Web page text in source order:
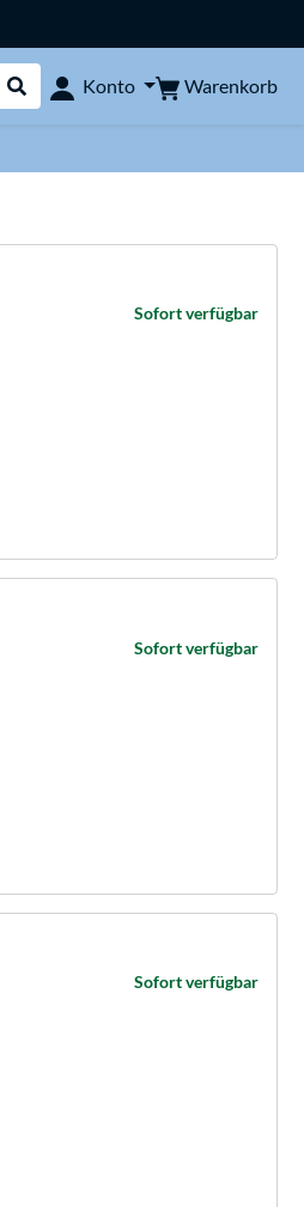
Suche durchführen
Konto Warenkorb
Sofort verfügbar
Sofort verfügbar
Sofort verfügbar